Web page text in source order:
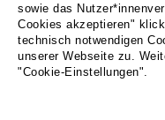
Zurück|Übersicht
sowie das
Cookies akzeptieren"
technisch notwendigen
unserer Webseite zu.
"Cookie-Einstellungen".